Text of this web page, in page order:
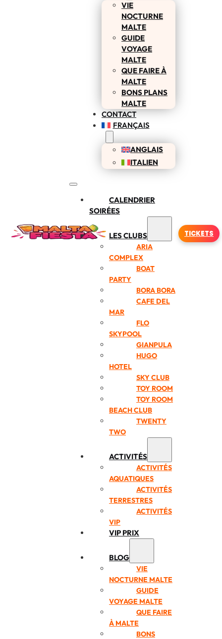
VIE
NOCTURNE
MALTE
GUIDE
VOYAGE
MALTE
QUE FAIRE À
MALTE
BONS PLANS
MALTE
CONTACT
FRANÇAIS
ANGLAIS
ITALIEN
CALENDRIER
SOIRÉES
LES CLUBS
ARIA
COMPLEX
BOAT
PARTY
BORA BORA
CAFE DEL
MAR
FLO
SKYPOOL
GIANPULA
HUGO
HOTEL
SKY CLUB
TOY ROOM
TOY ROOM
BEACH CLUB
TWENTY
TWO
ACTIVITÉS
ACTIVITÉS
AQUATIQUES
ACTIVITÉS
TERRESTRES
ACTIVITÉS
VIP
VIP PRIX
BLOG
VIE
NOCTURNE MALTE
GUIDE
VOYAGE MALTE
QUE FAIRE
À MALTE
BONS
TICKETS